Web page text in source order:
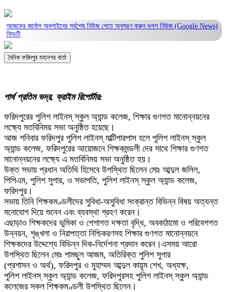
আজকের জার্নাল অনলাইনের সর্বশেষ নিউজ পেতে অনুসরণ করুন গুগল নিউজ (Google News)
ফিডটি
দৈনিক ফরিদপুর মহানগর বার্তা
পার্থ প্রতিম ভদ্র, ক্রাইম রিপোর্টার:
ফরিদপুরের পুলিশ লাইনস্ স্কুল অ্যান্ড কলেজ, শিক্ষার গুণগত মানোন্নয়নের
লক্ষ্যে মতবিনিময় সভা অনুষ্ঠিত হয়েছে।
আজ শনিবার ফরিদপুর পুলিশ লাইনস্ মাল্টিপারপাস হলে পুলিশ লাইনস্ স্কুল
অ্যান্ড কলেজ, ফরিদপুরের আয়োজনে শিক্ষকমন্ডলী দের সাথে শিক্ষার গুণগত
মানোন্নয়নের লক্ষ্যে এ মতবিনিময় সভা অনুষ্ঠিত হয়।
উক্ত সভায় প্রধান অতিথি হিসেবে উপস্থিত ছিলেন মোঃ আব্দুল জলিল,
পিপিএম, পুলিশ সুপার, ও সভাপতি, পুলিশ লাইনস্ স্কুল অ্যান্ড কলেজ,
ফরিদপুর।
সভায় ‌তিনি শিক্ষকমণ্ডলীদের সুবিধা-অসুবিধা সংক্রান্ত বিভিন্ন বিষয় অত্যন্ত
মনোযোগ দিয়ে শুনেন এবং ব্যবস্থা গ্রহণ করেন।
এছাড়াও শিক্ষকদের ভুমিকা ও পেশাগত দক্ষতা বৃদ্ধি, অবকাঠামো ও পরিবেশগত
উন্নয়ন, শৃঙ্খলা ও নিরাপত্তা নিশ্চিকরণসহ শিক্ষার গুণগত মানোন্নয়নে
শিক্ষকদের উদ্দেশ্যে বিভিন্ন দিক-নির্দেশনা প্রদান করেন।এসময় আরো
উপস্থিত ছিলেন মোঃ শামছুল আজম, অতিরিক্ত পুলিশ সুপার
(প্রশাসন ও অর্থ), ফরিদপুর ও মুহাম্মদ আব্দুল কায়ূম শেখ, অধ্যক্ষ,
পুলিশ লাইনস্ স্কুল অ্যান্ড কলেজ, ফরিদপুরসহ পুলিশ লাইনস্ স্কুল অ্যান্ড
কলেজের সকল শিক্ষকমণ্ডলী উপস্থিত ছিলেন।